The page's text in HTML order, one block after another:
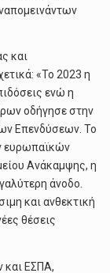
και
«Το 2023 η
ενώ η
οδήγησε στην
Επενδύσεων. Το
ευρωπαϊκών
Ανάκαμψης, η
άνοδο.
και ανθεκτική
θέσεις
και ΕΣΠΑ,